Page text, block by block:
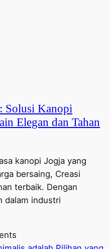
Solusi Kanopi
Elegan dan Tahan
kanopi Jogja yang
bersaing, Creasi
terbaik. Dengan
dalam industri